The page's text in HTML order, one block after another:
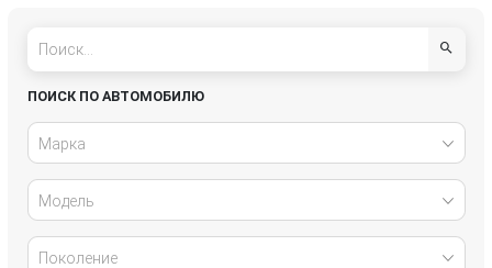
IVECO
ПОИСК ПО АВТОМОБИЛЮ
Марка
Модель
Поколение